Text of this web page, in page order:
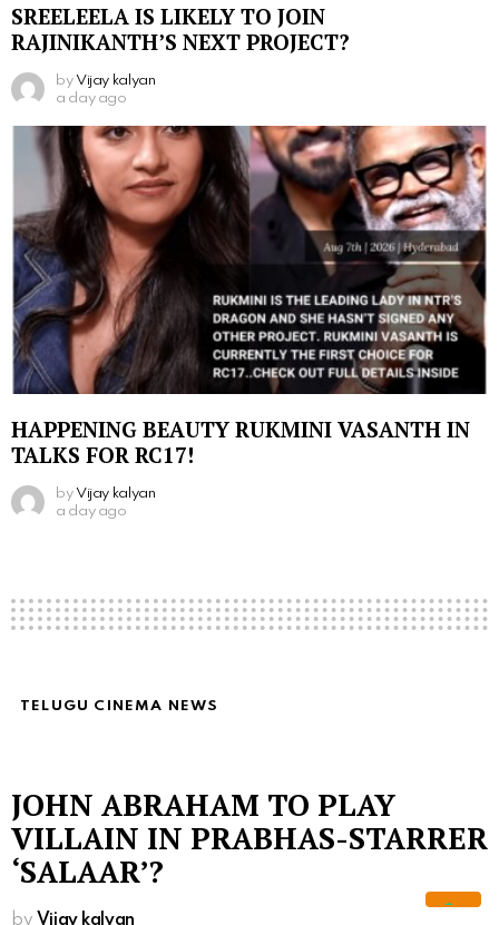
SREELEELA IS LIKELY TO JOIN
RAJINIKANTH’S NEXT PROJECT?
by Vijay kalyan
a day ago
HAPPENING BEAUTY RUKMINI VASANTH IN
TALKS FOR RC17!
by Vijay kalyan
a day ago
TELUGU CINEMA NEWS
JOHN ABRAHAM TO PLAY
VILLAIN IN PRABHAS-STARRER
‘SALAAR’?
by Vijay kalyan